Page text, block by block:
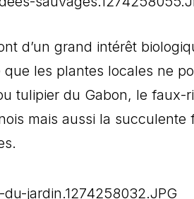
d’un grand intérêt
que les plantes locales ne
tulipier du Gabon, le faux-
mais aussi la